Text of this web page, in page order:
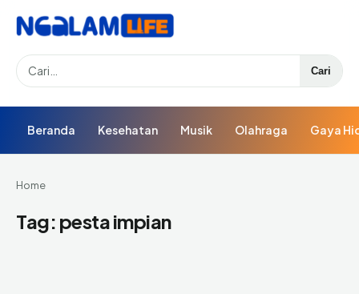
Search Cari
Beranda Kesehatan Musik Olahraga Gaya
Home
Tag: pesta impian